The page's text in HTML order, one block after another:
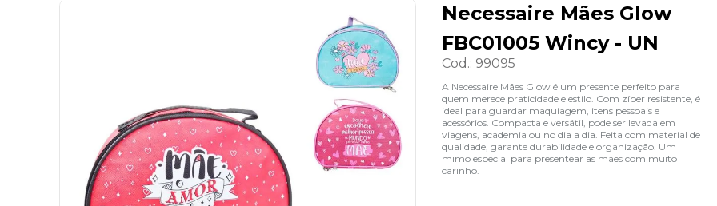
Necessaire Mães Glow
FBC01005 Wincy - UN
Cod.: 99095
A Necessaire Mães Glow é um presente perfeito para
quem merece praticidade e estilo. Com zíper resistente, é
ideal para guardar maquiagem, itens pessoais e
acessórios. Compacta e versátil, pode ser levada em
viagens, academia ou no dia a dia. Feita com material de
qualidade, garante durabilidade e organização. Um
mimo especial para presentear as mães com muito
carinho.
papel toalha
caixa organizadora
grampeador
marca texto